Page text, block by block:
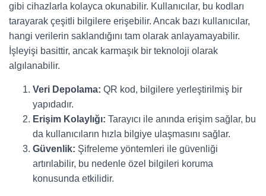
gibi cihazlarla kolayca okunabilir. Kullanıcılar, bu kodları
tarayarak çeşitli bilgilere erişebilir. Ancak bazı kullanıcılar,
hangi verilerin saklandığını tam olarak anlayamayabilir.
İşleyişi basittir, ancak karmaşık bir teknoloji olarak
algılanabilir.
Veri Depolama: QR kod, bilgilere yerleştirilmiş bir
yapıdadır.
Erişim Kolaylığı: Tarayıcı ile anında erişim sağlar, bu
da kullanıcıların hızla bilgiye ulaşmasını sağlar.
Güvenlik: Şifreleme yöntemleri ile güvenliği
artırılabilir, bu nedenle özel bilgileri koruma
konusunda etkilidir.